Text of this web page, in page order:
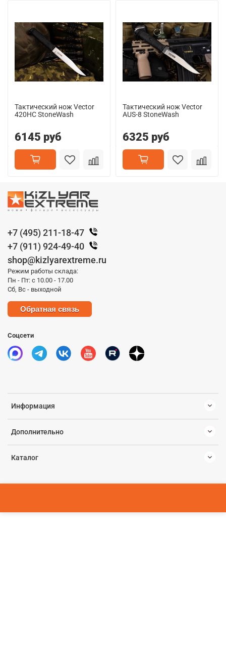
Тактический нож Vector
420HC StoneWash
6145 руб
Тактический нож Vector
AUS-8 StoneWash
6325 руб
Информация
Дополнительно
Каталог
+7 (495) 211-18-47
+7 (911) 924-49-40
shop@kizlyarextreme.ru
Режим работы склада:
Пн - Пт: с 10.00 - 17.00
Сб, Вс - выходной
Обратная связь
Соцсети